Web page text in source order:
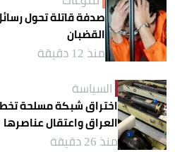
صدفة قاتلة تحول
القضبان
منذ 12 دقيقة
السياسة
اختراق شبكة مسلحة
العراق واعتقال عناصرها
منذ 26 دقيقة